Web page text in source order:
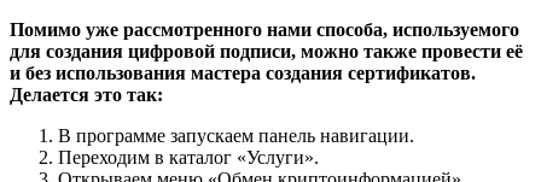
Помимо уже рассмотренного нами способа, используемого
для создания цифровой подписи, можно также провести её
и без использования мастера создания сертификатов.
Делается это так:
В программе запускаем панель навигации.
Переходим в каталог «Услуги».